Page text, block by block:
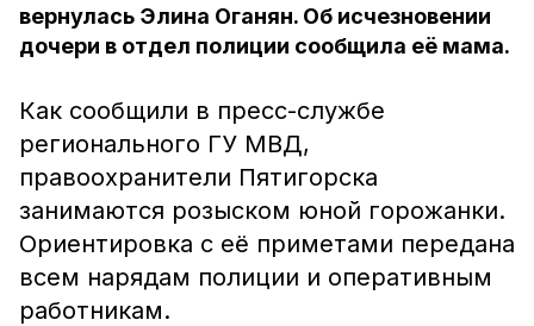
вернулась Элина Оганян. Об исчезновении
дочери в отдел полиции сообщила её мама.
Как сообщили в пресс-службе
регионального ГУ МВД,
правоохранители Пятигорска
занимаются розыском юной горожанки.
Ориентировка с её приметами передана
всем нарядам полиции и оперативным
работникам.